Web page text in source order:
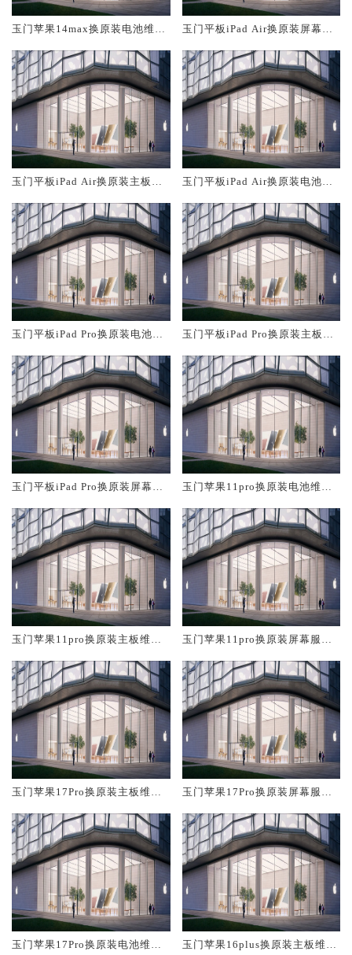
玉门苹果14max换原装电池维修
玉门平板iPad Air换原装屏幕服
玉门平板iPad Air换原装主板维
玉门平板iPad Air换原装电池维
玉门平板iPad Pro换原装电池维
玉门平板iPad Pro换原装主板维
玉门平板iPad Pro换原装屏幕服
玉门苹果11pro换原装电池维修
玉门苹果11pro换原装主板维修
玉门苹果11pro换原装屏幕服务
玉门苹果17Pro换原装主板维修
玉门苹果17Pro换原装屏幕服务
玉门苹果17Pro换原装电池维修
玉门苹果16plus换原装主板维修